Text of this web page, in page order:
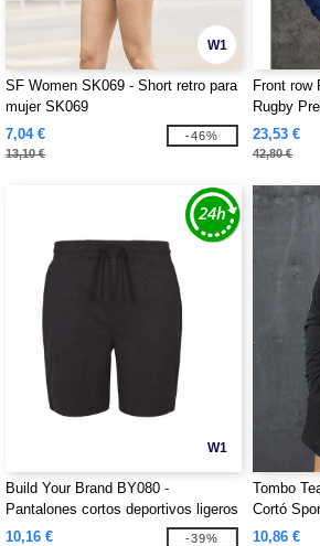
W1
SF Women SK069 - Short retro para
mujer SK069
7,04 €
13,10 €
-46%
Front row
Rugby
23,53 €
42,80 €
W1
Build Your Brand BY080 -
Pantalones cortos deportivos ligeros
BY080
10,16 € -39%
Tombo
Cortó
10,86 €